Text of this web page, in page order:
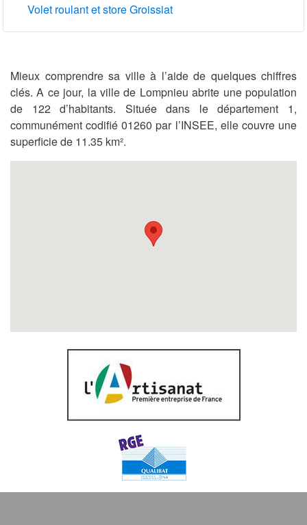
Volet roulant et store Groissiat
Mieux comprendre sa ville à l’aide de quelques chiffres
clés. A ce jour, la ville de Lompnieu abrite une population
de 122 d’habitants. Située dans le département 1,
communément codifié 01260 par l’INSEE, elle couvre une
superficie de 11.35 km².